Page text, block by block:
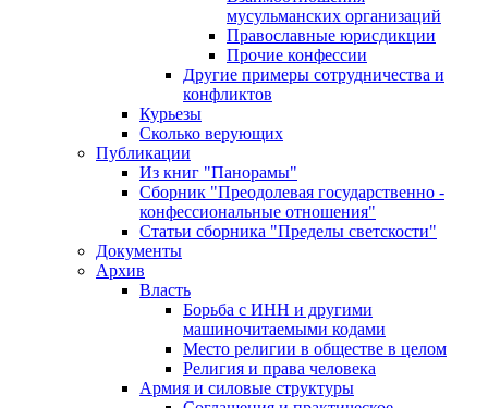
мусульманских организаций
Православные юрисдикции
Прочие конфессии
Другие примеры сотрудничества и
конфликтов
Курьезы
Сколько верующих
Публикации
Из книг "Панорамы"
Сборник "Преодолевая государственно -
конфессиональные отношения"
Статьи сборника "Пределы светскости"
Документы
Архив
Власть
Борьба с ИНН и другими
машиночитаемыми кодами
Место религии в обществе в целом
Религия и права человека
Армия и силовые структуры